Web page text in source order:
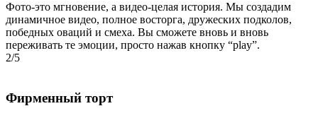
Фото-это мгновение, а видео-целая история. Мы создадим
динамичное видео, полное восторга, дружеских подколов,
победных оваций и смеха. Вы сможете вновь и вновь
переживать те эмоции, просто нажав кнопку “play”.
2/5
Фирменный торт